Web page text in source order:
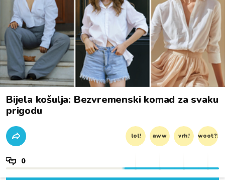
Bijela košulja: Bezvremenski komad za svaku
prigodu
lol! aww vrh! woot?!
0